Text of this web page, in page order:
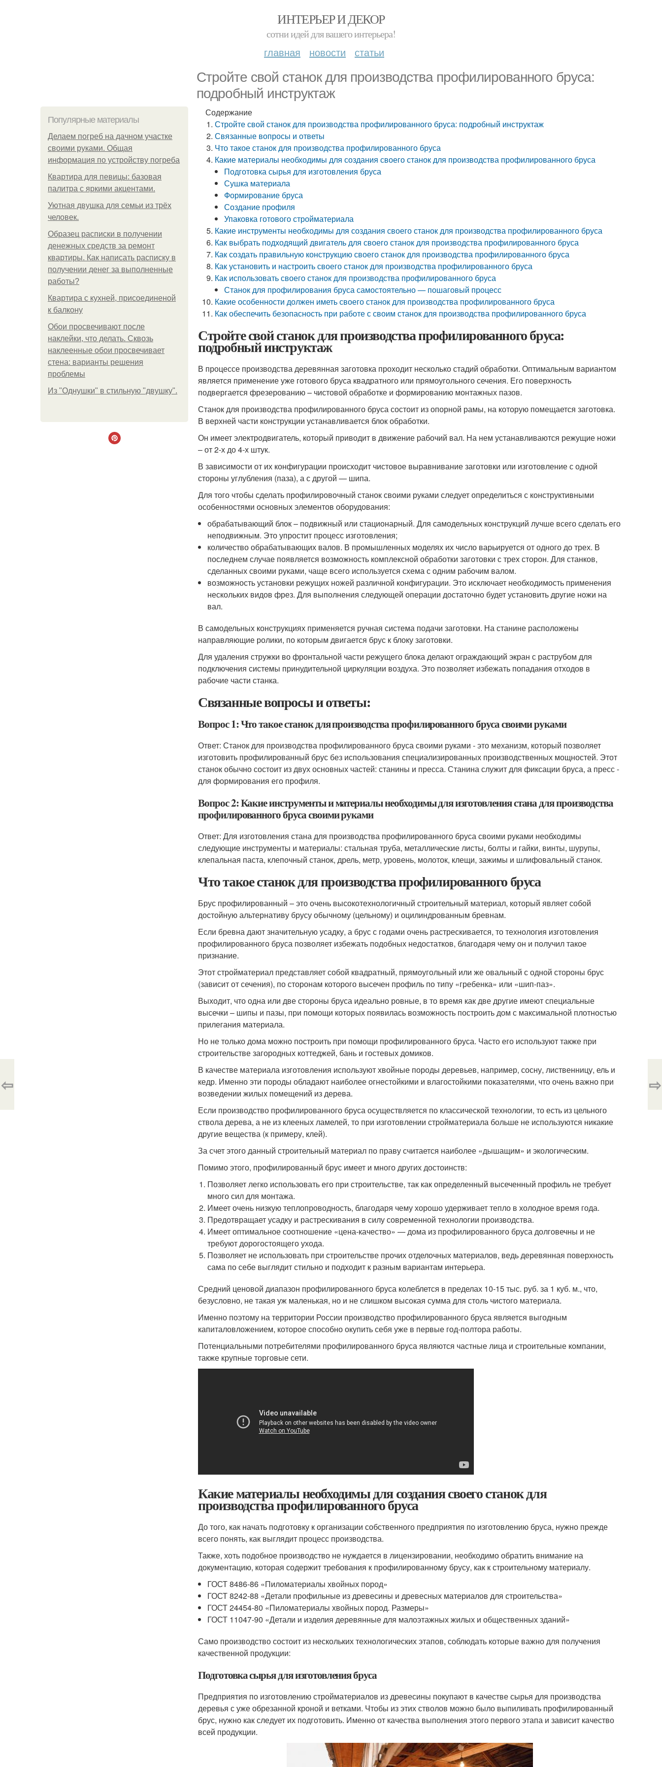
ИНТЕРЬЕР И ДЕКОР
сотни идей для вашего интерьера!
главная новости статьи
Стройте свой станок для производства профилированного бруса:
подробный инструктаж
Популярные материалы
Делаем погреб на дачном участке
своими руками. Общая
информация по устройству погреба
Квартира для певицы: базовая
палитра с яркими акцентами.
Уютная двушка для семьи из трёх
человек.
Образец расписки в получении
денежных средств за ремонт
квартиры. Как написать расписку в
получении денег за выполненные
работы?
Квартира с кухней, присоединеной
к балкону
Обои просвечивают после
наклейки, что делать. Сквозь
наклеенные обои просвечивает
стена: варианты решения
проблемы
Из "Однушки" в стильную "двушку".
Содержание
Стройте свой станок для производства профилированного бруса: подробный инструктаж
Связанные вопросы и ответы
Что такое станок для производства профилированного бруса
Какие материалы необходимы для создания своего станок для производства профилированного бруса
Подготовка сырья для изготовления бруса
Сушка материала
Формирование бруса
Создание профиля
Упаковка готового стройматериала
Какие инструменты необходимы для создания своего станок для производства профилированного бруса
Как выбрать подходящий двигатель для своего станок для производства профилированного бруса
Как создать правильную конструкцию своего станок для производства профилированного бруса
Как установить и настроить своего станок для производства профилированного бруса
Как использовать своего станок для производства профилированного бруса
Станок для профилирования бруса самостоятельно — пошаговый процесс
Какие особенности должен иметь своего станок для производства профилированного бруса
Как обеспечить безопасность при работе с своим станок для производства профилированного бруса
Стройте свой станок для производства профилированного бруса:
подробный инструктаж
В процессе производства деревянная заготовка проходит несколько стадий обработки. Оптимальным вариантом
является применение уже готового бруса квадратного или прямоугольного сечения. Его поверхность
подвергается фрезерованию – чистовой обработке и формированию монтажных пазов.
Станок для производства профилированного бруса состоит из опорной рамы, на которую помещается заготовка.
В верхней части конструкции устанавливается блок обработки.
Он имеет электродвигатель, который приводит в движение рабочий вал. На нем устанавливаются режущие ножи
– от 2-х до 4-х штук.
В зависимости от их конфигурации происходит чистовое выравнивание заготовки или изготовление с одной
стороны углубления (паза), а с другой — шипа.
Для того чтобы сделать профилировочный станок своими руками следует определиться с конструктивными
особенностями основных элементов оборудования:
обрабатывающий блок – подвижный или стационарный. Для самодельных конструкций лучше всего сделать его
неподвижным. Это упростит процесс изготовления;
количество обрабатывающих валов. В промышленных моделях их число варьируется от одного до трех. В
последнем случае появляется возможность комплексной обработки заготовки с трех сторон. Для станков,
сделанных своими руками, чаще всего используется схема с одним рабочим валом.
возможность установки режущих ножей различной конфигурации. Это исключает необходимость применения
нескольких видов фрез. Для выполнения следующей операции достаточно будет установить другие ножи на
вал.
В самодельных конструкциях применяется ручная система подачи заготовки. На станине расположены
направляющие ролики, по которым двигается брус к блоку заготовки.
Для удаления стружки во фронтальной части режущего блока делают ограждающий экран с раструбом для
подключения системы принудительной циркуляции воздуха. Это позволяет избежать попадания отходов в
рабочие части станка.
Связанные вопросы и ответы:
Вопрос 1: Что такое станок для производства профилированного бруса своими руками
Ответ: Станок для производства профилированного бруса своими руками - это механизм, который позволяет
изготовить профилированный брус без использования специализированных производственных мощностей. Этот
станок обычно состоит из двух основных частей: станины и пресса. Станина служит для фиксации бруса, а пресс -
для формирования его профиля.
Вопрос 2: Какие инструменты и материалы необходимы для изготовления стана для производства
профилированного бруса своими руками
Ответ: Для изготовления стана для производства профилированного бруса своими руками необходимы
следующие инструменты и материалы: стальная труба, металлические листы, болты и гайки, винты, шурупы,
клепальная паста, клепочный станок, дрель, метр, уровень, молоток, клещи, зажимы и шлифовальный станок.
Что такое станок для производства профилированного бруса
Брус профилированный – это очень высокотехнологичный строительный материал, который являет собой
достойную альтернативу брусу обычному (цельному) и оцилиндрованным бревнам.
Если бревна дают значительную усадку, а брус с годами очень растрескивается, то технология изготовления
профилированного бруса позволяет избежать подобных недостатков, благодаря чему он и получил такое
признание.
Этот стройматериал представляет собой квадратный, прямоугольный или же овальный с одной стороны брус
(зависит от сечения), по сторонам которого высечен профиль по типу «гребенка» или «шип-паз».
Выходит, что одна или две стороны бруса идеально ровные, в то время как две другие имеют специальные
высечки – шипы и пазы, при помощи которых появилась возможность построить дом с максимальной плотностью
прилегания материала.
Но не только дома можно построить при помощи профилированного бруса. Часто его используют также при
строительстве загородных коттеджей, бань и гостевых домиков.
В качестве материала изготовления используют хвойные породы деревьев, например, сосну, лиственницу, ель и
кедр. Именно эти породы обладают наиболее огнестойкими и влагостойкими показателями, что очень важно при
возведении жилых помещений из дерева.
Если производство профилированного бруса осуществляется по классической технологии, то есть из цельного
ствола дерева, а не из клееных ламелей, то при изготовлении стройматериала больше не используются никакие
другие вещества (к примеру, клей).
За счет этого данный строительный материал по праву считается наиболее «дышащим» и экологическим.
Помимо этого, профилированный брус имеет и много других достоинств:
Позволяет легко использовать его при строительстве, так как определенный высеченный профиль не требует
много сил для монтажа.
Имеет очень низкую теплопроводность, благодаря чему хорошо удерживает тепло в холодное время года.
Предотвращает усадку и растрескивания в силу современной технологии производства.
Имеет оптимальное соотношение «цена-качество» — дома из профилированного бруса долговечны и не
требуют дорогостоящего ухода.
Позволяет не использовать при строительстве прочих отделочных материалов, ведь деревянная поверхность
сама по себе выглядит стильно и подходит к разным вариантам интерьера.
Средний ценовой диапазон профилированного бруса колеблется в пределах 10-15 тыс. руб. за 1 куб. м., что,
безусловно, не такая уж маленькая, но и не слишком высокая сумма для столь чистого материала.
Именно поэтому на территории России производство профилированного бруса является выгодным
капиталовложением, которое способно окупить себя уже в первые год-полтора работы.
Потенциальными потребителями профилированного бруса являются частные лица и строительные компании,
также крупные торговые сети.
Какие материалы необходимы для создания своего станок для
производства профилированного бруса
До того, как начать подготовку к организации собственного предприятия по изготовлению бруса, нужно прежде
всего понять, как выглядит процесс производства.
Также, хоть подобное производство не нуждается в лицензировании, необходимо обратить внимание на
документацию, которая содержит требования к профилированному брусу, как к строительному материалу.
ГОСТ 8486-86 «Пиломатериалы хвойных пород»
ГОСТ 8242-88 «Детали профильные из древесины и древесных материалов для строительства»
ГОСТ 24454-80 «Пиломатериалы хвойных пород. Размеры»
ГОСТ 11047-90 «Детали и изделия деревянные для малоэтажных жилых и общественных зданий»
Само производство состоит из нескольких технологических этапов, соблюдать которые важно для получения
качественной продукции:
Подготовка сырья для изготовления бруса
Предприятия по изготовлению стройматериалов из древесины покупают в качестве сырья для производства
деревья с уже обрезанной кроной и ветками. Чтобы из этих стволов можно было выпиливать профилированный
брус, нужно как следует их подготовить. Именно от качества выполнения этого первого этапа и зависит качество
всей продукции.
⇦ ⇨